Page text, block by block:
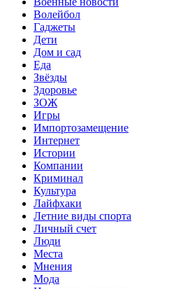
Волейбол
Гаджеты
Дети
Дом и сад
Еда
Звёзды
Здоровье
ЗОЖ
Игры
Импортозамещение
Интернет
Истории
Компании
Криминал
Культура
Лайфхаки
Летние виды спорта
Личный счет
Люди
Места
Мнения
Мода